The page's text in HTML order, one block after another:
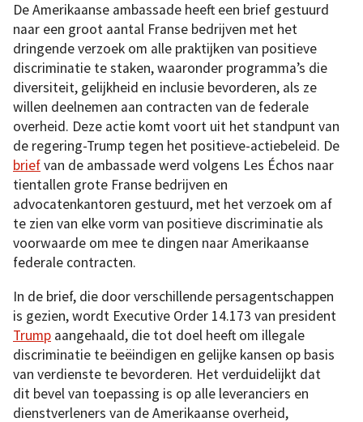
De Amerikaanse ambassade heeft een brief gestuurd
naar een groot aantal Franse bedrijven met het
dringende verzoek om alle praktijken van positieve
discriminatie te staken, waaronder programma’s die
diversiteit, gelijkheid en inclusie bevorderen, als ze
willen deelnemen aan contracten van de federale
overheid. Deze actie komt voort uit het standpunt van
de regering-Trump tegen het positieve-actiebeleid. De
briefvan de ambassade werd volgens Les Échos naar
tientallen grote Franse bedrijven en
advocatenkantoren gestuurd, met het verzoek om af
te zien van elke vorm van positieve discriminatie als
voorwaarde om mee te dingen naar Amerikaanse
federale contracten.
In de brief, die door verschillende persagentschappen
is gezien, wordt Executive Order 14.173 van president
Trump aangehaald, die tot doel heeft om illegale
discriminatie te beëindigen en gelijke kansen op basis
van verdienste te bevorderen. Het verduidelijkt dat
dit bevel van toepassing is op alle leveranciers en
dienstverleners van de Amerikaanse overheid,